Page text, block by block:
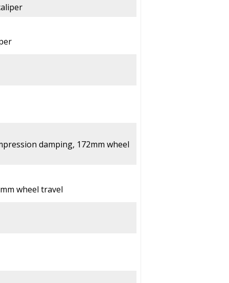
damping, 172mm wheel
wheel travel